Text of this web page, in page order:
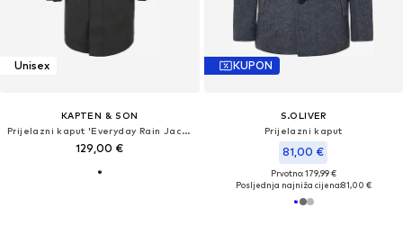
Unisex
KAPTEN & SON
Prijelazni kaput 'Everyday Rain Jacket Long'
129,00 €
KUPON
S.OLIVER
Prijelazni kaput
81,00 €
Prvotno: 179,99 €
Posljednja najniža cijena:81,00 €